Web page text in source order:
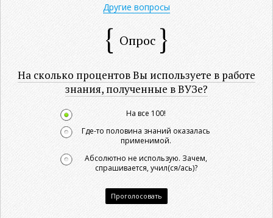
Другие вопросы
Опрос
На сколько процентов Вы используете в работе
знания, полученные в ВУЗе?
На все 100!
Где-то половина знаний оказалась
применимой.
Абсолютно не использую. Зачем,
спрашивается, учил(ся/ась)?
Проголосовать